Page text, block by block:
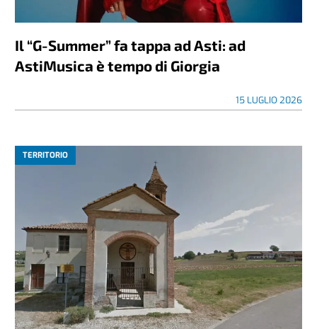
Il “G-Summer” fa tappa ad Asti: ad
AstiMusica è tempo di Giorgia
15 LUGLIO 2026
TERRITORIO